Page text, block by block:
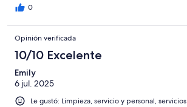
0
Opinión verificada
10/10 Excelente
Emily
6 jul. 2025
Le gustó: Limpieza, servicio y personal,